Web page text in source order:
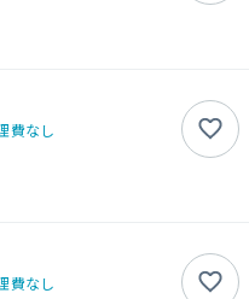
費なし
費なし